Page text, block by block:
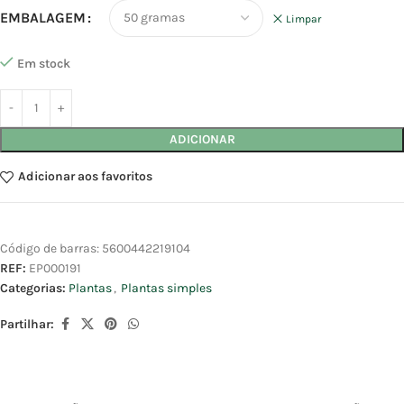
EMBALAGEM Limpar
Em stock
ADICIONAR
Adicionar aos favoritos
Código de barras: 5600442219104
REF: EP000191
Categorias: Plantas, Plantas simples
Partilhar: